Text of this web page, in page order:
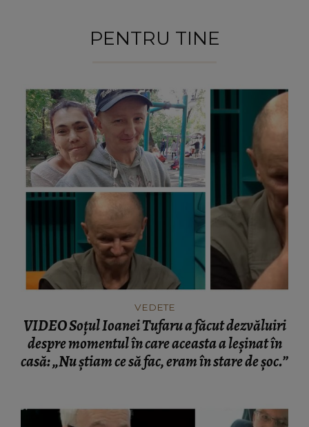
PENTRU TINE
VEDETE
VIDEO Soțul Ioanei Tufaru a făcut dezvăluiri
despre momentul în care aceasta a leșinat în
casă: „Nu știam ce să fac, eram în stare de șoc.”